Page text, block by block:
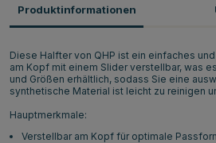
Produktinformationen
Diese Halfter von QHP ist ein einfaches
am Kopf mit einem Slider verstellbar, was
und Größen erhältlich, sodass Sie eine
synthetische Material ist leicht zu reinigen
Hauptmerkmale:
Verstellbar am Kopf für optimale